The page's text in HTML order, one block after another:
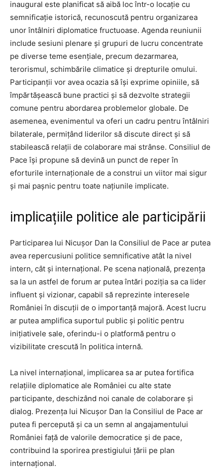
inaugural este planificat să aibă loc într-o locație cu
semnificație istorică, recunoscută pentru organizarea
unor întâlniri diplomatice fructuoase. Agenda reuniunii
include sesiuni plenare și grupuri de lucru concentrate
pe diverse teme esențiale, precum dezarmarea,
terorismul, schimbările climatice și drepturile omului.
Participanții vor avea ocazia să își exprime opiniile, să
împărtășească bune practici și să dezvolte strategii
comune pentru abordarea problemelor globale. De
asemenea, evenimentul va oferi un cadru pentru întâlniri
bilaterale, permițând liderilor să discute direct și să
stabilească relații de colaborare mai strânse. Consiliul de
Pace își propune să devină un punct de reper în
eforturile internaționale de a construi un viitor mai sigur
și mai pașnic pentru toate națiunile implicate.
implicațiile politice ale participării
Participarea lui Nicușor Dan la Consiliul de Pace ar putea
avea repercusiuni politice semnificative atât la nivel
intern, cât și internațional. Pe scena națională, prezența
sa la un astfel de forum ar putea întări poziția sa ca lider
influent și vizionar, capabil să reprezinte interesele
României în discuții de o importanță majoră. Acest lucru
ar putea amplifica suportul public și politic pentru
inițiativele sale, oferindu-i o platformă pentru o
vizibilitate crescută în politica internă.
La nivel internațional, implicarea sa ar putea fortifica
relațiile diplomatice ale României cu alte state
participante, deschizând noi canale de colaborare și
dialog. Prezența lui Nicușor Dan la Consiliul de Pace ar
putea fi percepută și ca un semn al angajamentului
României față de valorile democratice și de pace,
contribuind la sporirea prestigiului țării pe plan
internațional.